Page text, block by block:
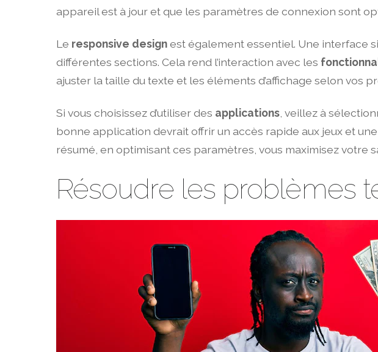
appareil est à jour et que les paramètres de connexion sont
Le responsive designest également essentiel. Une interface
différentes sections. Cela rend l’interaction avec les
ajuster la taille du texte et les éléments d’affichage selon vos
Si vous choisissez d’utiliser des applications , veillez à
bonne application devrait offrir un accès rapide aux jeux et une
résumé, en optimisant ces paramètres, vous maximisez votre
Résoudre les problèmes